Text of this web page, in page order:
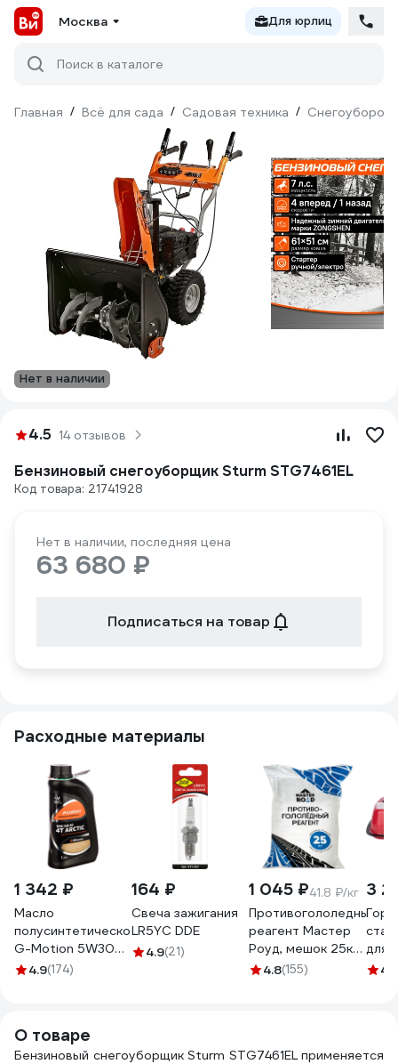
Москва Для юрлиц
Поиск в каталоге
Главная / Всё для сада / Садовая техника /
Нет в наличии
4.5 14 отзывов
Бензиновый снегоуборщик Sturm STG7461EL
Код товара: 21741928
Нет в наличии, последняя цена
63 680 ₽
Подписаться на товар
Расходные материалы
1 342 ₽
Масло
полусинтетическое
G-Motion 5W30
4Т ARCTIC (1 л)
4.9(174)
164 ₽
Свеча зажигания
LR5YC DDE
4.9(21)
1 045 ₽41.8 ₽/кг
Противогололедный
реагент Мастер
Роуд, мешок 25кг
реагент-25кг
4.8(155)
3
для
4.8
О товаре
Бензиновый снегоуборщик Sturm STG7461EL применяется